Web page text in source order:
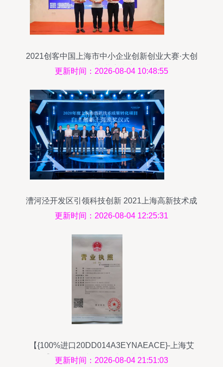
2021创客中国上海市中小企业创新创业大赛·大创
智智能科技专业赛决赛圆满落幕
更新时间：2026-08-04 10:48:55
漕河泾开发区引领科技创新 2021上海高新技术成
果转化多项荣誉彰显企业技术服务实力
更新时间：2026-08-04 12:25:31
【{100%进口20DD014A3EYNAEACE}-上海艾
友】报价_图片_品牌-上海麓芷自动化设备
更新时间：2026-08-04 21:51:03